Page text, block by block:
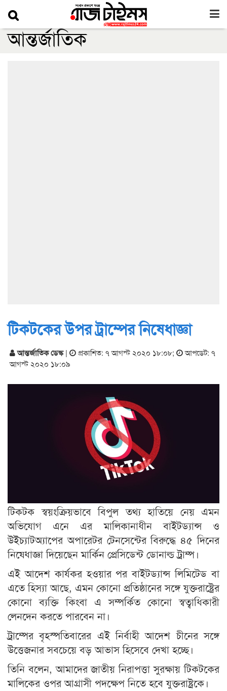
আন্তর্জাতিক
টিকটকের উপর ট্রাম্পের নিষেধাজ্ঞা
আন্তর্জাতিক ডেস্ক| প্রকাশিত: ৭ আগস্ট ২০২০ ১৮:০৮;
আপডেট: ৭
আগস্ট ২০২০ ১৮:০৯
টিকটক স্বয়ংক্রিয়ভাবে বিপুল তথ্য হাতিয়ে নেয় এমন
অভিযোগ এনে এর মালিকানাধীন বাইটড্যান্স ও
উইচ্যাটঅ্যাপের অপারেটর টেনসেন্টের বিরুদ্ধে ৪৫ দিনের
নিষেধাজ্ঞা দিয়েছেন মার্কিন প্রেসিডেন্ট ডোনাল্ড ট্রাম্প।
এই আদেশ কার্যকর হওয়ার পর বাইটড্যান্স লিমিটেড বা
এতে হিস্যা আছে, এমন কোনো প্রতিষ্ঠানের সঙ্গে যুক্তরাষ্ট্রের
কোনো ব্যক্তি কিংবা এ সম্পর্কিত কোনো স্বত্বাধিকারী
লেনদেন করতে পারবেন না।
ট্রাম্পের বৃহস্পতিবারের এই নির্বাহী আদেশ চীনের সঙ্গে
উত্তেজনার সবচেয়ে বড় আভাস হিসেবে দেখা হচ্ছে।
তিনি বলেন, আমাদের জাতীয় নিরাপত্তা সুরক্ষায় টিকটকের
মালিকের ওপর আগ্রাসী পদক্ষেপ নিতে হবে যুক্তরাষ্ট্রকে।